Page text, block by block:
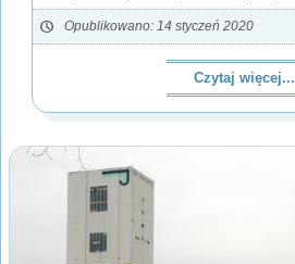
Opublikowano: 14 styczeń 2020
Czytaj więcej...